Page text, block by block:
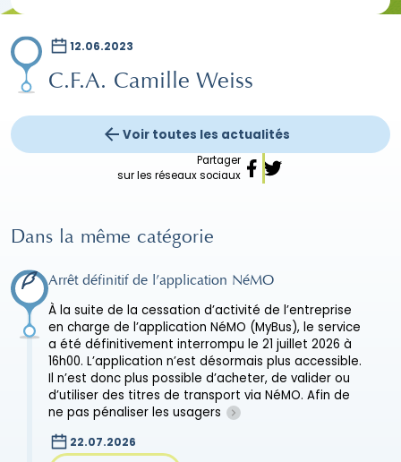
12.06.2023
C.F.A. Camille Weiss
Voir toutes les actualités
Partager
sur les réseaux sociaux
Dans la même catégorie
Arrêt définitif de l’application NéMO
À la suite de la cessation d’activité de l’entreprise
en charge de l’application NéMO (MyBus), le service
a été définitivement interrompu le 21 juillet 2026 à
16h00. L’application n’est désormais plus accessible.
Il n’est donc plus possible d’acheter, de valider ou
d’utiliser des titres de transport via NéMO. Afin de
ne pas pénaliser les usagers
22.07.2026